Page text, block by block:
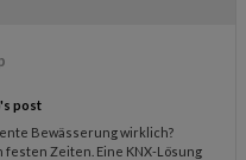
post
Bewässerung wirklich?
Zeiten. Eine KNX-Lösung